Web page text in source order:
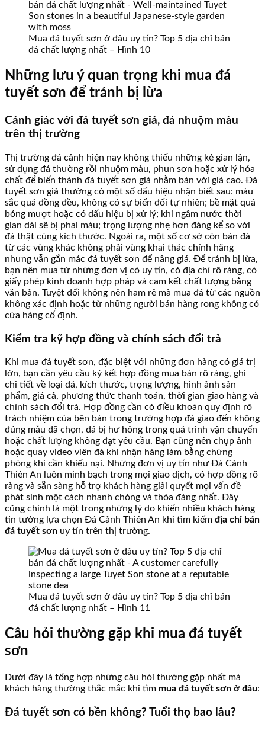
Mua đá tuyết sơn ở đâu uy tín? Top 5 địa chỉ bán
đá chất lượng nhất – Hình 10
Những lưu ý quan trọng khi mua đá
tuyết sơn để tránh bị lừa
Cảnh giác với đá tuyết sơn giả, đá nhuộm màu
trên thị trường
Thị trường đá cảnh hiện nay không thiếu những kẻ gian lận,
sử dụng đá thường rồi nhuộm màu, phun sơn hoặc xử lý hóa
chất để biến thành đá tuyết sơn giả nhằm bán với giá cao. Đá
tuyết sơn giả thường có một số dấu hiệu nhận biết sau: màu
sắc quá đồng đều, không có sự biến đổi tự nhiên; bề mặt quá
bóng mượt hoặc có dấu hiệu bị xử lý; khi ngâm nước thời
gian dài sẽ bị phai màu; trọng lượng nhẹ hơn đáng kể so với
đá thật cùng kích thước. Ngoài ra, một số cơ sở còn bán đá
từ các vùng khác không phải vùng khai thác chính hãng
nhưng vẫn gắn mác đá tuyết sơn để nâng giá. Để tránh bị lừa,
bạn nên mua từ những đơn vị có uy tín, có địa chỉ rõ ràng, có
giấy phép kinh doanh hợp pháp và cam kết chất lượng bằng
văn bản. Tuyệt đối không nên ham rẻ mà mua đá từ các nguồn
không xác định hoặc từ những người bán hàng rong không có
cửa hàng cố định.
Kiểm tra kỹ hợp đồng và chính sách đổi trả
Khi mua đá tuyết sơn, đặc biệt với những đơn hàng có giá trị
lớn, bạn cần yêu cầu ký kết hợp đồng mua bán rõ ràng, ghi
chi tiết về loại đá, kích thước, trọng lượng, hình ảnh sản
phẩm, giá cả, phương thức thanh toán, thời gian giao hàng và
chính sách đổi trả. Hợp đồng cần có điều khoản quy định rõ
trách nhiệm của bên bán trong trường hợp đá giao đến không
đúng mẫu đã chọn, đá bị hư hỏng trong quá trình vận chuyển
hoặc chất lượng không đạt yêu cầu. Bạn cũng nên chụp ảnh
hoặc quay video viên đá khi nhận hàng làm bằng chứng
phòng khi cần khiếu nại. Những đơn vị uy tín như Đá Cảnh
Thiên An luôn minh bạch trong mọi giao dịch, có hợp đồng rõ
ràng và sẵn sàng hỗ trợ khách hàng giải quyết mọi vấn đề
phát sinh một cách nhanh chóng và thỏa đáng nhất. Đây
cũng chính là một trong những lý do khiến nhiều khách hàng
tin tưởng lựa chọn Đá Cảnh Thiên An khi tìm kiếm địa chỉ bán
đá tuyết sơn uy tín trên thị trường.
Mua đá tuyết sơn ở đâu uy tín? Top 5 địa chỉ bán
đá chất lượng nhất – Hình 11
Câu hỏi thường gặp khi mua đá tuyết
sơn
Dưới đây là tổng hợp những câu hỏi thường gặp nhất mà
khách hàng thường thắc mắc khi tìm mua đá tuyết sơn ở đâu:
Đá tuyết sơn có bền không? Tuổi thọ bao lâu?